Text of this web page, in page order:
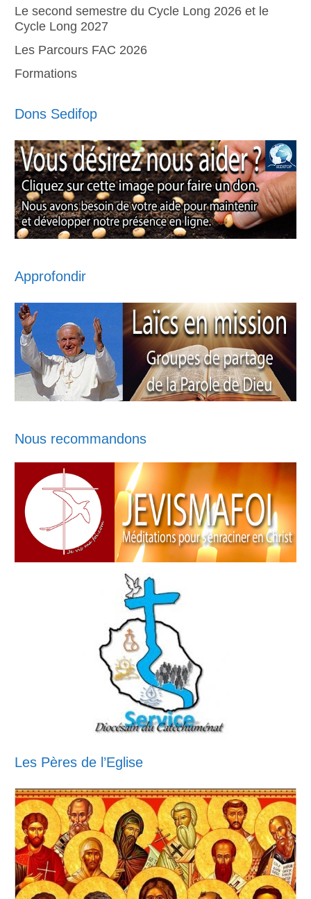
Le second semestre du Cycle Long 2026 et le
Cycle Long 2027
Les Parcours FAC 2026
Formations
Dons Sedifop
Approfondir
Nous recommandons
Les Pères de l’Eglise